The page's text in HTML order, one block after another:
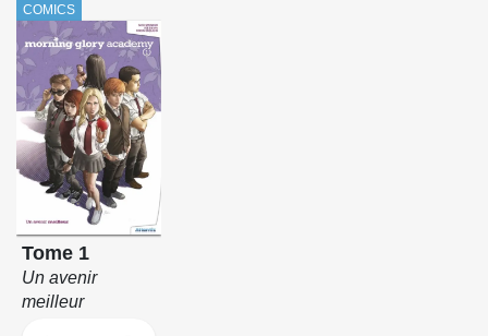
COMICS
Tome 1
Un avenir
meilleur